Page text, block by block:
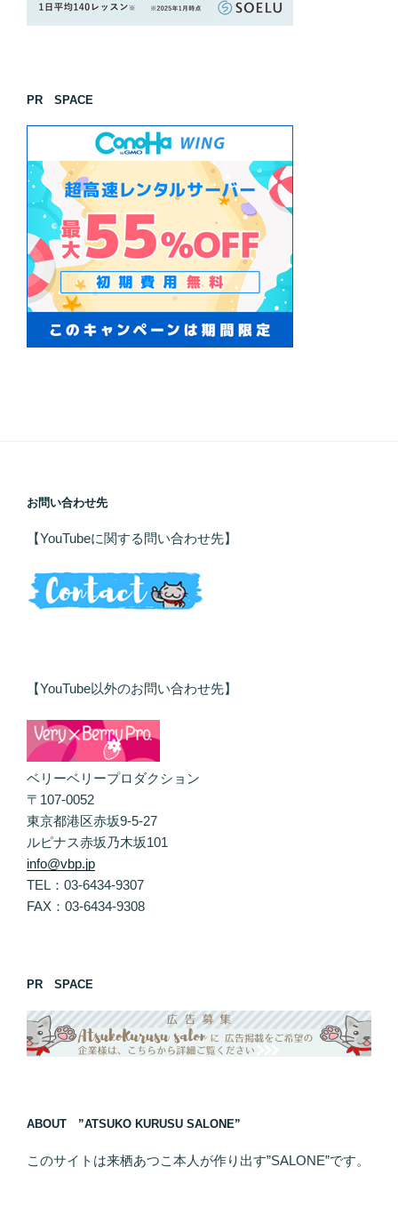
PR SPACE
お問い合わせ先
【YouTubeに関する問い合わせ先】
【YouTube以外のお問い合わせ先】
ベリーベリープロダクション
〒107-0052
東京都港区赤坂9-5-27
ルピナス赤坂乃木坂101
info@vbp.jp
TEL：03-6434-9307
FAX：03-6434-9308
PR SPACE
ABOUT ”ATSUKO KURUSU SALONE”
このサイトは来栖あつこ本人が作り出す”SALONE”です。